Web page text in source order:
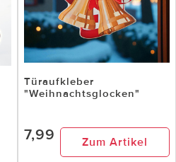
Türaufkleber
"Weihnachtsglocken"
7,99 Zum Artikel